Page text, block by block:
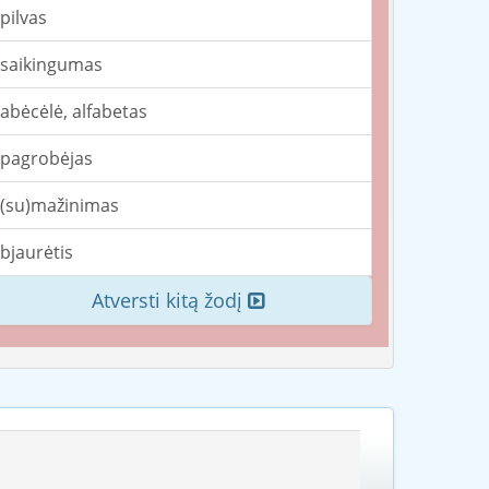
pilvas
saikingumas
abėcėlė, alfabetas
pagrobėjas
(su)mažinimas
bjaurėtis
Atversti kitą žodį